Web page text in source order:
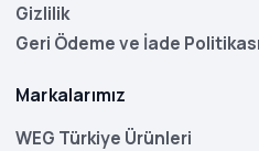
Gizlilik
Geri Ödeme ve İade Politikası
Markalarımız
WEG Türkiye Ürünleri